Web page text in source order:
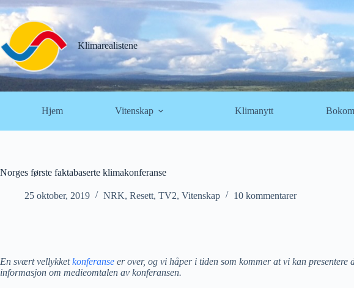
Hopp
til
innholdet
Klimarealistene
Hjem Vitenskap Klimanytt
Norges første faktabaserte klimakonferanse
25 oktober, 2019 NRK, Resett, TV2, Vitenskap 10 kommentarer
En svært vellykketkonferanse er over, og vi håper i tiden som kommer at vi kan
informasjon om medieomtalen av konferansen.